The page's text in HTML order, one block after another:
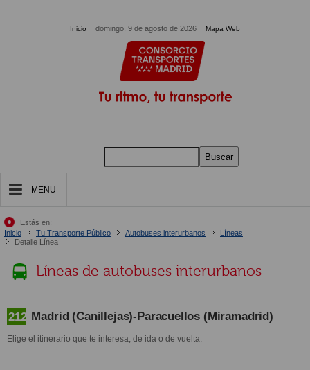
Inicio domingo, 9 de agosto de 2026 Mapa Web
Buscar
MENU
Estás en:
Inicio
Tu Transporte Público Autobuses interurbanos
Líneas
Detalle Línea
Líneas de autobuses interurbanos
212 Madrid (Canillejas)-Paracuellos (Miramadrid)
Elige el itinerario que te interesa, de ida o de vuelta.